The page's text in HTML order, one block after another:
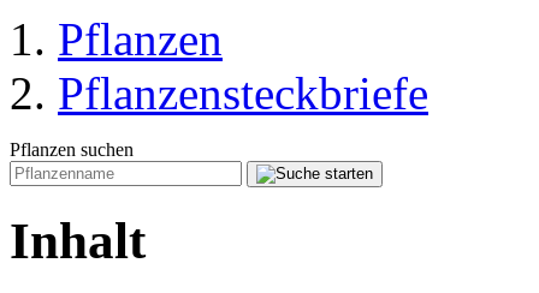
Pflanzen
Pflanzensteckbriefe
Pflanzen suchen
Inhalt